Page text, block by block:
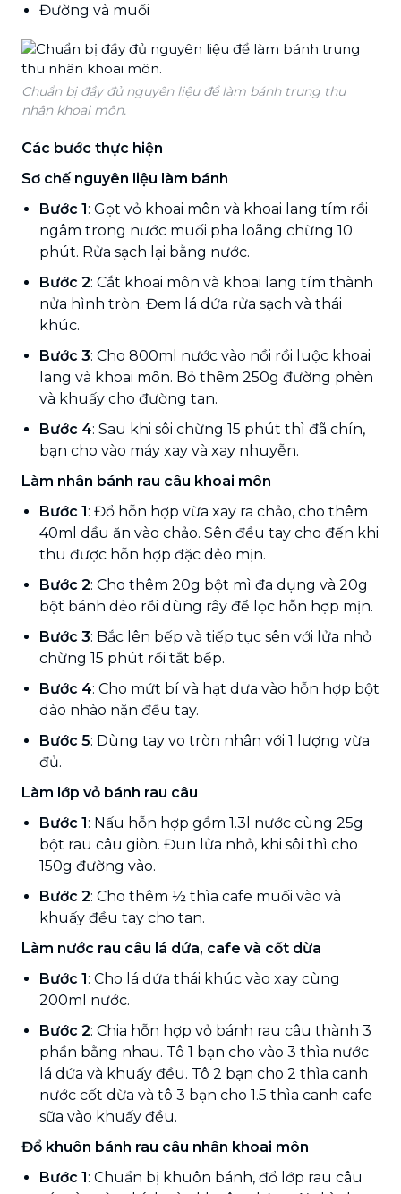
Đường và muối
Chuẩn bị đầy đủ nguyên liệu để làm bánh trung thu
nhân khoai môn.
Các bước thực hiện
Sơ chế nguyên liệu làm bánh
Bước 1: Gọt vỏ khoai môn và khoai lang tím rồi
ngâm trong nước muối pha loãng chừng 10
phút. Rửa sạch lại bằng nước.
Bước 2: Cắt khoai môn và khoai lang tím thành
nửa hình tròn. Đem lá dứa rửa sạch và thái
khúc.
Bước 3: Cho 800ml nước vào nồi rồi luộc khoai
lang và khoai môn. Bỏ thêm 250g đường phèn
và khuấy cho đường tan.
Bước 4: Sau khi sôi chừng 15 phút thì đã chín,
bạn cho vào máy xay và xay nhuyễn.
Làm nhân bánh rau câu khoai môn
Bước 1: Đổ hỗn hợp vừa xay ra chảo, cho thêm
40ml dầu ăn vào chảo. Sên đều tay cho đến khi
thu được hỗn hợp đặc dẻo mịn.
Bước 2: Cho thêm 20g bột mì đa dụng và 20g
bột bánh dẻo rồi dùng rây để lọc hỗn hợp mịn.
Bước 3: Bắc lên bếp và tiếp tục sên với lửa nhỏ
chừng 15 phút rồi tắt bếp.
Bước 4: Cho mứt bí và hạt dưa vào hỗn hợp bột
dào nhào nặn đều tay.
Bước 5: Dùng tay vo tròn nhân với 1 lượng vừa
đủ.
Làm lớp vỏ bánh rau câu
Bước 1: Nấu hỗn hợp gồm 1.3l nước cùng 25g
bột rau câu giòn. Đun lửa nhỏ, khi sôi thì cho
150g đường vào.
Bước 2: Cho thêm ½ thìa cafe muối vào và
khuấy đều tay cho tan.
Làm nước rau câu lá dứa, cafe và cốt dừa
Bước 1: Cho lá dứa thái khúc vào xay cùng
200ml nước.
Bước 2: Chia hỗn hợp vỏ bánh rau câu thành 3
phần bằng nhau. Tô 1 bạn cho vào 3 thìa nước
lá dứa và khuấy đều. Tô 2 bạn cho 2 thìa canh
nước cốt dừa và tô 3 bạn cho 1.5 thìa canh cafe
sữa vào khuấy đều.
Đổ khuôn bánh rau câu nhân khoai môn
Bước 1: Chuẩn bị khuôn bánh, đổ lớp rau câu